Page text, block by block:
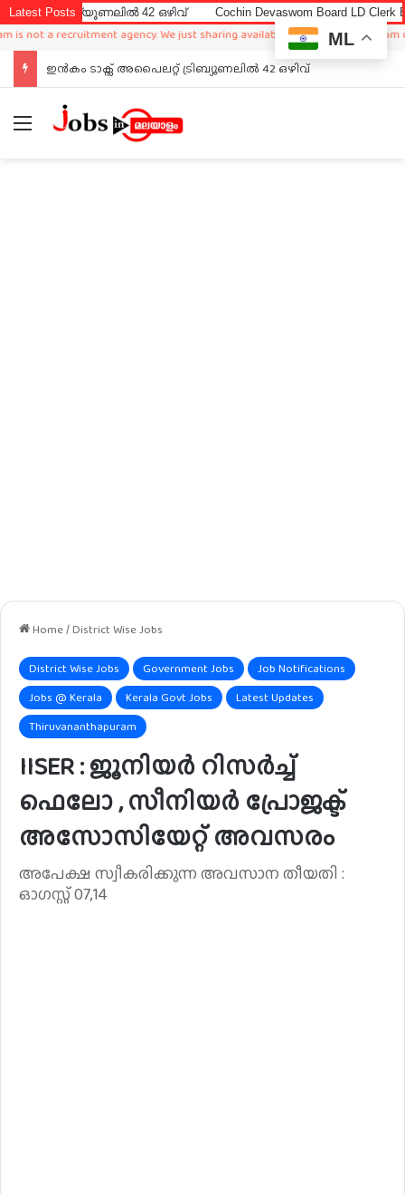
Latest Posts42 ഒഴിവ് Cochin Devaswom Board LD Clerk Exam Answer
recruitment agency. We just sharing available job in worldwide from
Cochin Devaswom Board LD Clerk Exam Answer Key 2026
Menu
Home/ District Wise Jobs
District Wise Jobs Government Jobs
Job Notifications
Jobs @ Kerala
Kerala Govt Jobs
Latest Updates
Thiruvananthapuram
IISER : ജൂനിയർ റിസർച്ച്
ഫെലോ , സീനിയർ പ്രോജക്ട്
അസോസിയേറ്റ് അവസരം
അപേക്ഷ സ്വീകരിക്കുന്ന അവസാന തീയതി :
ഓഗസ്റ്റ് 07,14
ML